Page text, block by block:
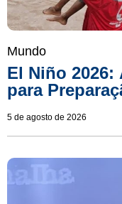
Mundo
El Niño 2026:
para
5 de agosto de 2026